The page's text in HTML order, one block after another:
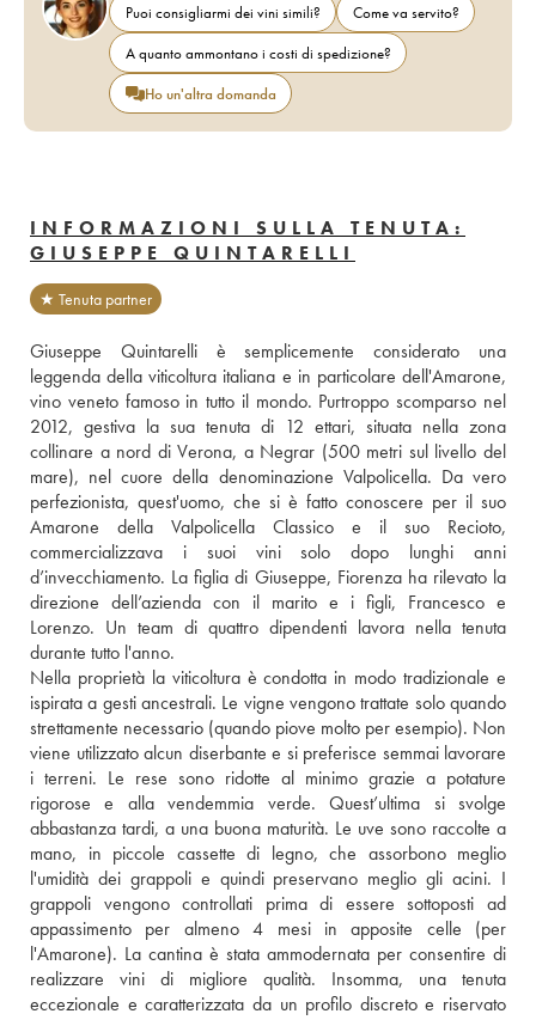
Puoi consigliarmi dei vini simili?
Come va servito?
A quanto ammontano i costi di spedizione?
Ho un'altra domanda
INFORMAZIONI SULLA TENUTA:
GIUSEPPE QUINTARELLI
★ Tenuta partner
Giuseppe Quintarelli è semplicemente considerato una
leggenda della viticoltura italiana e in particolare dell'Amarone,
vino veneto famoso in tutto il mondo. Purtroppo scomparso nel
2012, gestiva la sua tenuta di 12 ettari, situata nella zona
collinare a nord di Verona, a Negrar (500 metri sul livello del
mare), nel cuore della denominazione Valpolicella. Da vero
perfezionista, quest'uomo, che si è fatto conoscere per il suo
Amarone della Valpolicella Classico e il suo Recioto,
commercializzava i suoi vini solo dopo lunghi anni
d’invecchiamento. La figlia di Giuseppe, Fiorenza ha rilevato la
direzione dell’azienda con il marito e i figli, Francesco e
Lorenzo. Un team di quattro dipendenti lavora nella tenuta
durante tutto l'anno.
Nella proprietà la viticoltura è condotta in modo tradizionale e
ispirata a gesti ancestrali. Le vigne vengono trattate solo quando
strettamente necessario (quando piove molto per esempio). Non
viene utilizzato alcun diserbante e si preferisce semmai lavorare
i terreni. Le rese sono ridotte al minimo grazie a potature
rigorose e alla vendemmia verde. Quest’ultima si svolge
abbastanza tardi, a una buona maturità. Le uve sono raccolte a
mano, in piccole cassette di legno, che assorbono meglio
l'umidità dei grappoli e quindi preservano meglio gli acini. I
grappoli vengono controllati prima di essere sottoposti ad
appassimento per almeno 4 mesi in apposite celle (per
l'Amarone). La cantina è stata ammodernata per consentire di
realizzare vini di migliore qualità. Insomma, una tenuta
eccezionale e caratterizzata da un profilo discreto e riservato